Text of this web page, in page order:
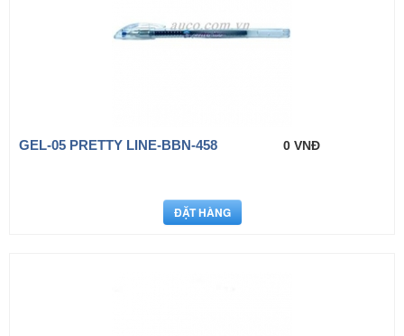
GEL-05 PRETTY LINE-BBN-458 0 VNĐ